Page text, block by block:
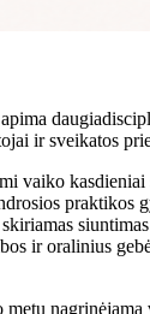
ir sveikatos
vaiko kasdieniai
praktikos
ir oralinius
nagrinėjama